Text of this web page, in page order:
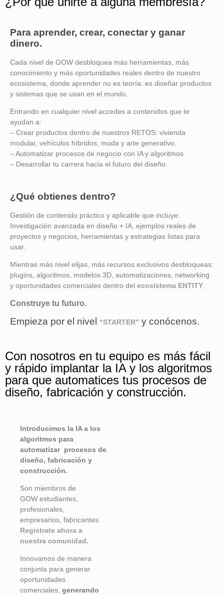
Para aprender, crear, conectar y ganar
dinero.
Cada nivel de GOW desbloquea más herramientas, más
conocimiento y más oportunidades reales dentro de nuestro
ecosistema, donde aprender no es teoría: es diseñar productos
y sistemas que se usan en el mundo.
Entrando en cualquier nivel accedes a contenidos que te
ayudan a:
– Crear productos dentro de nuestros RETOS: vivienda
modular, vehículos híbridos, moda y arte generativo.
– Automatizar procesos de negocio con IA y algoritmos
– Desarrollar tu carrera hacia el futuro del diseño.
¿Qué obtienes dentro?
Gestión de contenido práctico y aplicable que incluye:
Investigación avanzada en diseño + IA, ejemplos reales de
proyectos y negocios, herramientas y estrategias listas para
usar.
Mientras más nivel elijas, más recursos exclusivos desbloqueas:
plugins, algoritmos, modelos 3D, automatizaciones, networking
y oportunidades comerciales dentro del ecosistema ENTITY
Construye tu futuro.
Empieza por el nivel “STARTER” y conócenos.
Con nosotros en tu equipo es más fácil
y rápido implantar la IA y los algoritmos
para que automatices tus procesos de
diseño, fabricación y construcción.
Introducimos la IA a los
algoritmos para
automatizar procesos de
diseño, fabricación y
construcción.
Son miembros de
GOW estudiantes,
profesionales,
empresarios, fabricantes.
Registrate ahora a
nuestra comunidad.
Innovamos de manera
conjunta para generar
oportunidades
comerciales, generando